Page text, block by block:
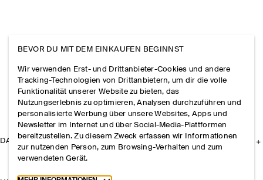
DAS UNTERNEHMEN
BEVOR DU MIT DEM EINKAUFEN BEGINNST
Wir verwenden Erst- und Drittanbieter-Cookies und andere
Tracking-Technologien von Drittanbietern, um dir die volle
Funktionalität unserer Website zu bieten, das
Nutzungserlebnis zu optimieren, Analysen durchzuführen und
personalisierte Werbung über unsere Websites, Apps und
Newsletter im Internet und über Social-Media-Plattformen
bereitzustellen. Zu diesem Zweck erfassen wir Informationen
zur nutzenden Person, zum Browsing-Verhalten und zum
verwendeten Gerät.